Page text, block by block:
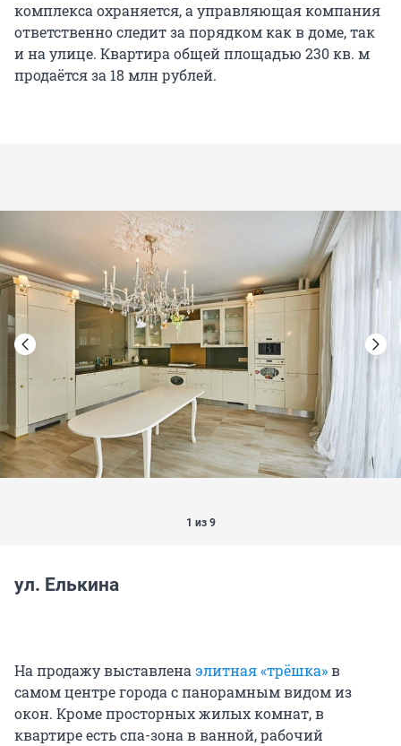
комплекса охраняется, а управляющая компания
ответственно следит за порядком как в доме, так
и на улице. Квартира общей площадью 230 кв. м
продаётся за 18 млн рублей.
1 из 9
ул. Елькина
На продажу выставленаэлитная «трёшка»в
самом центре города с панорамным видом из
окон. Кроме просторных жилых комнат, в
квартире есть спа-зона в ванной, рабочий